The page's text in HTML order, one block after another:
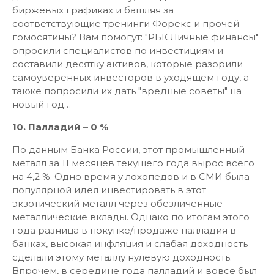
биржевых графиках и башляя за
соответствующие тренинги Форекс и прочей
гомосятины? Вам помогут: "РБК.Личные финансы"
опросили специалистов по инвестициям и
составили десятку активов, которые разорили
самоуверенных инвесторов в уходящем году, а
также попросили их дать "вредные советы" на
новый год…
10. Палладий – 0 %
По данным Банка России, этот промышленный
металл за 11 месяцев текущего года вырос всего
на 4,2 %. Одно время у лохопедов и в СМИ была
популярной идея инвестировать в этот
экзотический металл через обезличенные
металлические вклады. Однако по итогам этого
года разница в покупке/продаже палладия в
банках, высокая инфляция и слабая доходность
сделали этому металлу нулевую доходность.
Впрочем, в середине года палладий и вовсе был